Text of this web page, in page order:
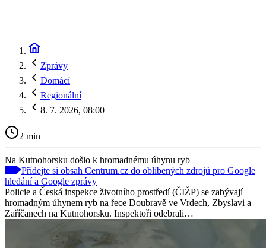
Zprávy
Domácí
Regionální
8. 7. 2026, 08:00
2 min
Na Kutnohorsku došlo k hromadnému úhynu ryb
Přidejte si obsah Centrum.cz do oblíbených zdrojů pro Google
hledání a Google zprávy
Policie a Česká inspekce životního prostředí (ČIŽP) se zabývají
hromadným úhynem ryb na řece Doubravě ve Vrdech, Zbyslavi a
Zaříčanech na Kutnohorsku. Inspektoři odebrali…